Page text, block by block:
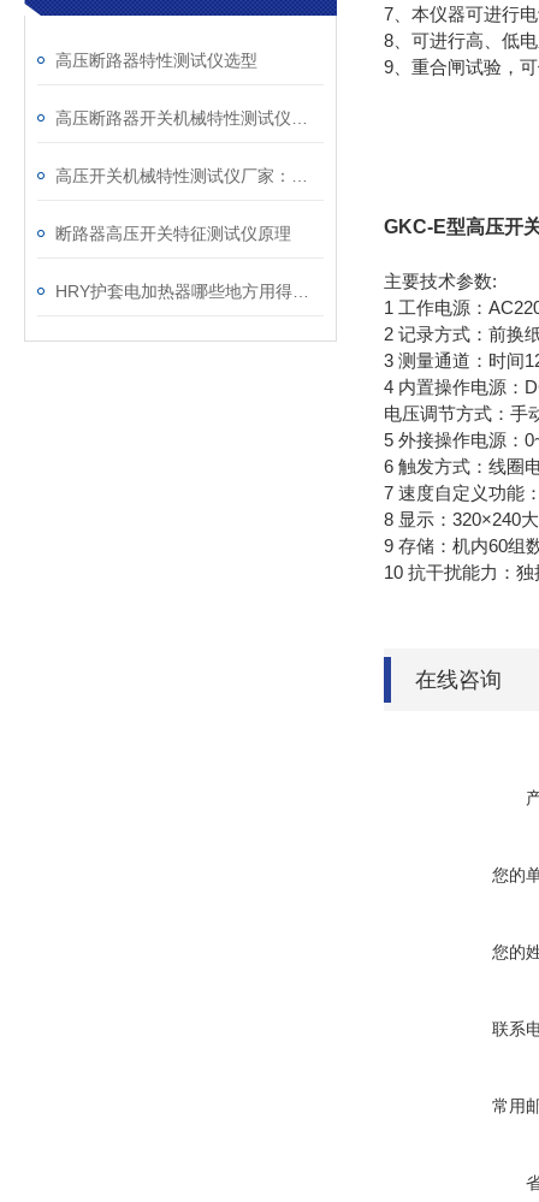
高压断路器特性测试仪选型
断路器高压开关特征测试仪原理
7、本仪器可进行
8、可进行高、低
9、重合闸试验，
GKC-E型高压开
主要技术参数:
1 工作电源：
2 记录方式：前换
3 测量通道：时间
4 内置操作电源：
电压调节方式：手
5 外接操作电源：
6 触发方式：线圈
7 速度自定义功能
8 显示：320×240
9 存储：机内60组
10 抗干扰能力：
在线咨询
您的
您的
联系
常用